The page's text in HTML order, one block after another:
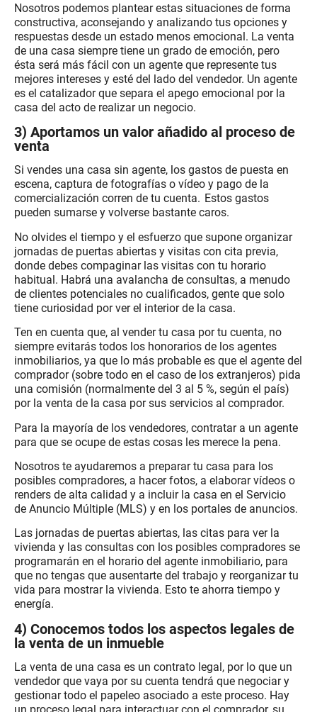
Nosotros podemos plantear estas situaciones de forma
constructiva, aconsejando y analizando tus opciones y
respuestas desde un estado menos emocional. La venta
de una casa siempre tiene un grado de emoción, pero
ésta será más fácil con un agente que represente tus
mejores intereses y esté del lado del vendedor. Un agente
es el catalizador que separa el apego emocional por la
casa del acto de realizar un negocio.
3) Aportamos un valor añadido al proceso de
venta
Si vendes una casa sin agente, los gastos de puesta en
escena, captura de fotografías o vídeo y pago de la
comercialización corren de tu cuenta. Estos gastos
pueden sumarse y volverse bastante caros.
No olvides el tiempo y el esfuerzo que supone organizar
jornadas de puertas abiertas y visitas con cita previa,
donde debes compaginar las visitas con tu horario
habitual. Habrá una avalancha de consultas, a menudo
de clientes potenciales no cualificados, gente que solo
tiene curiosidad por ver el interior de la casa.
Ten en cuenta que, al vender tu casa por tu cuenta, no
siempre evitarás todos los honorarios de los agentes
inmobiliarios, ya que lo más probable es que el agente del
comprador (sobre todo en el caso de los extranjeros) pida
una comisión (normalmente del 3 al 5 %, según el país)
por la venta de la casa por sus servicios al comprador.
Para la mayoría de los vendedores, contratar a un agente
para que se ocupe de estas cosas les merece la pena.
Nosotros te ayudaremos a preparar tu casa para los
posibles compradores, a hacer fotos, a elaborar vídeos o
renders de alta calidad y a incluir la casa en el Servicio
de Anuncio Múltiple (MLS) y en los portales de anuncios.
Las jornadas de puertas abiertas, las citas para ver la
vivienda y las consultas con los posibles compradores se
programarán en el horario del agente inmobiliario, para
que no tengas que ausentarte del trabajo y reorganizar tu
vida para mostrar la vivienda. Esto te ahorra tiempo y
energía.
4) Conocemos todos los aspectos legales de
la venta de un inmueble
La venta de una casa es un contrato legal, por lo que un
vendedor que vaya por su cuenta tendrá que negociar y
gestionar todo el papeleo asociado a este proceso. Hay